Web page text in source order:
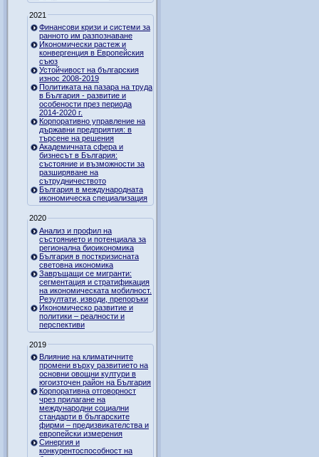
2021
Финансови кризи и системи за
ранното им разпознаване
Икономически растеж и
конвергенция в Европейския
съюз
Устойчивост на българския
износ 2008-2019
Политиката на пазара на труда
в България - развитие и
особености през периода
2014-2020 г.
Корпоративно управление на
държавни предприятия: в
търсене на решения
Академичната сфера и
бизнесът в България:
състояние и възможности за
разширяване на
сътрудничеството
България в международната
икономическа специализация
2020
Анализ и профил на
състоянието и потенциала за
регионална биоикономика
България в посткризисната
световна икономика
Завръщащи се мигранти:
сегментация и стратификация
на икономическата мобилност.
Резултати, изводи, препоръки
Икономическо развитие и
политики – реалности и
перспективи
2019
Влияние на климатичните
промени върху развитието на
основни овощни култури в
югоизточен район на България
Корпоративна отговорност
чрез прилагане на
международни социални
стандарти в българските
фирми – предизвикателства и
европейски измерения
Синергия и
конкурентоспособност на